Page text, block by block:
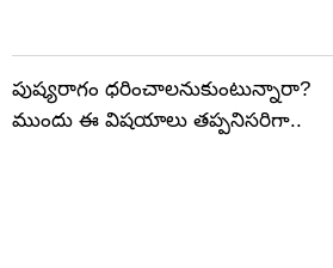
పుష్యరాగం ధరించాలనుకుంటున్నారా?
ముందు ఈ విషయాలు తప్పనిసరిగా..